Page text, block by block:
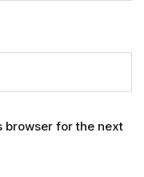
browser for the next